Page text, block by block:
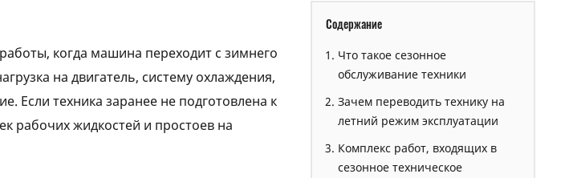
Содержание
Что такое сезонное
обслуживание техники
Зачем переводить технику на
летний режим эксплуатации
Комплекс работ, входящих в
сезонное техническое
когда машина переходит с зимнего
на двигатель, систему охлаждения,
Если техника заранее не подготовлена к
рабочих жидкостей и простоев на